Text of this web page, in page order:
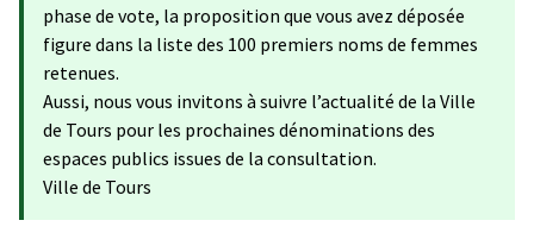
phase de vote, la proposition que vous avez déposée
figure dans la liste des 100 premiers noms de femmes
retenues.
Aussi, nous vous invitons à suivre l’actualité de la Ville
de Tours pour les prochaines dénominations des
espaces publics issues de la consultation.
Ville de Tours